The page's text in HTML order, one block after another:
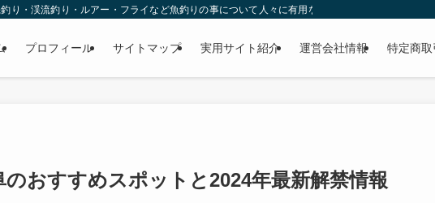
り・渓流釣り・ルアー・フライなど魚釣りの事について人々に有用な気付きを与える目的で運
プロフィール サイトマップ 実用サイト紹介 運営会社情報 特定商
のおすすめスポットと2024年最新解禁情報